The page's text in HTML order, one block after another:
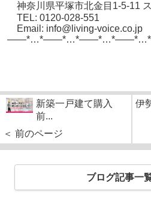
神奈川県平塚市北金目1-5-11
TEL: 0120-028-551
Email: info@living-voice.co.jp
新築一戸建て購入
前...
＜ 前のページ
伊
ブログ記事一